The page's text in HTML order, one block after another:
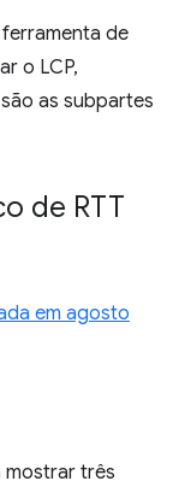
de
o LCP,
as subpartes
de RTT
em agosto
mostrar três